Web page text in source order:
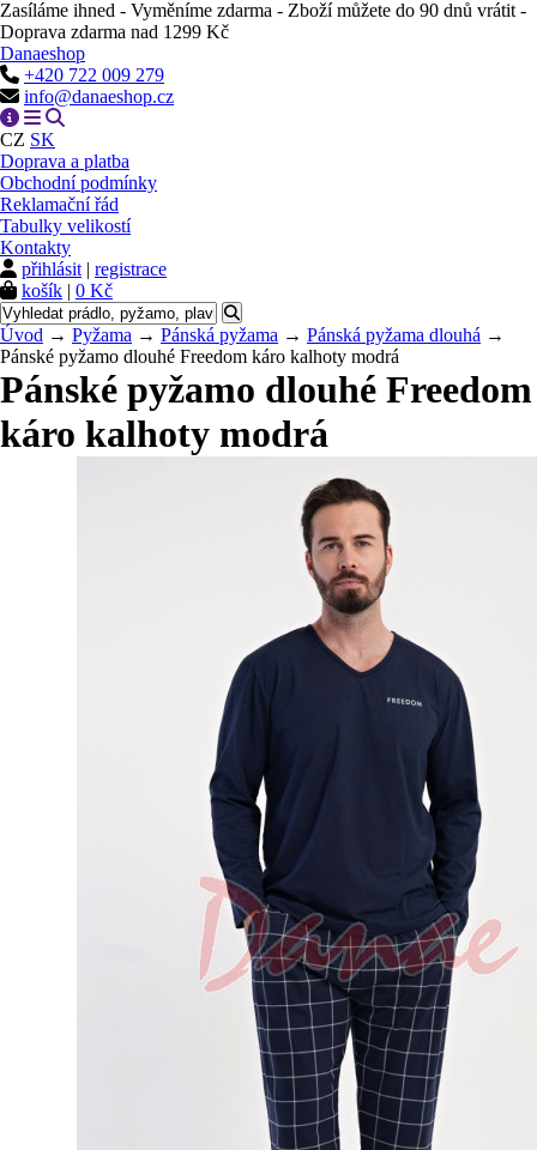
Zasíláme ihned - Vyměníme zdarma - Zboží můžete do 90 dnů vrátit -
Doprava zdarma nad 1299 Kč
Danaeshop
+420 722 009 279
info@danaeshop.cz
CZ SK
Doprava a platba
Obchodní podmínky
Reklamační řád
Tabulky velikostí
Kontakty
přihlásit | registrace
košík | 0 Kč
Úvod → Pyžama → Pánská pyžama → Pánská pyžama dlouhá →
Pánské pyžamo dlouhé Freedom káro kalhoty modrá
Pánské pyžamo dlouhé Freedom
káro kalhoty modrá